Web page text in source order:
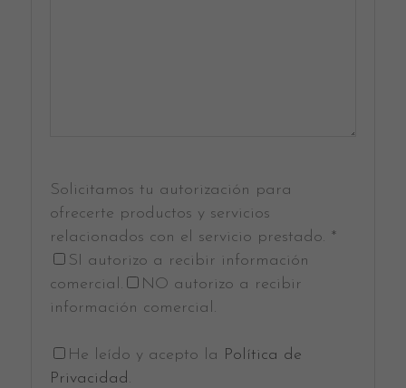
Solicitamos tu autorización para
ofrecerte productos y servicios
relacionados con el servicio prestado. *
SI autorizo a recibir información
comercial.
NO autorizo a recibir
información comercial.
He leído y acepto la Política de
Privacidad .